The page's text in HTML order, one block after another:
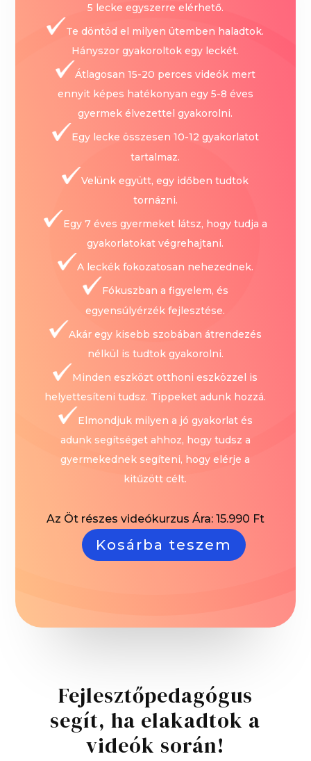
5 lecke egyszerre elérhető.
Te döntöd el milyen ütemben haladtok.
Hányszor gyakoroltok egy leckét.
Átlagosan 15-20 perces videók mert
ennyit képes hatékonyan egy 5-8 éves
gyermek élvezettel gyakorolni.
Egy lecke összesen 10-12 gyakorlatot
tartalmaz.
Velünk együtt, egy időben tudtok
tornázni.
Egy 7 éves gyermeket látsz, hogy tudja a
gyakorlatokat végrehajtani.
A leckék fokozatosan nehezednek.
Fókuszban a figyelem, és
egyensúlyérzék fejlesztése.
Akár egy kisebb szobában átrendezés
nélkül is tudtok gyakorolni.
Minden eszközt otthoni eszközzel is
helyettesíteni tudsz. Tippeket adunk hozzá.
Elmondjuk milyen a jó gyakorlat és
adunk segítséget ahhoz, hogy tudsz a
gyermekednek segíteni, hogy elérje a
kitűzött célt.
Az Öt részes videókurzus Ára: 15.990 Ft
“OKOSTORNA”
program
Kosárba teszem
Fejlesztőpedagógus
segít, ha elakadtok a
videók során!